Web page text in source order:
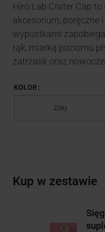
Hiro.Lab Crater Cap
akcesorium, poręczne
wypustkami
rąk, miarką poziomu
zatrzask oraz
KOLOR
Żółty
Kup w zestawie